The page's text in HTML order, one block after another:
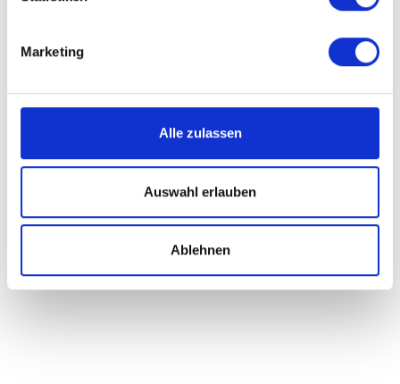
Marketing
Alle zulassen
Auswahl erlauben
Ablehnen